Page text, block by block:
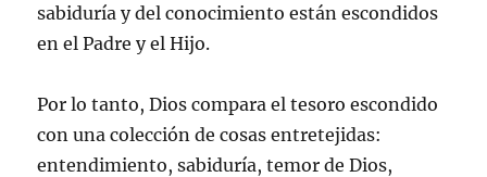
sabiduría y del conocimiento están escondidos
en el Padre y el Hijo.
Por lo tanto, Dios compara el tesoro escondido
con una colección de cosas entretejidas:
entendimiento, sabiduría, temor de Dios,